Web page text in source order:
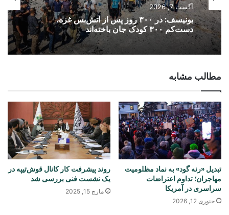
آگست 7, 2026
یونیسف: در ۳۰۰ روز پس از آتش‌بس غزه،
دست‌کم ۳۰۰ کودک جان باخته‌اند
مطالب مشابه
تبدیل «رنه گود» به نماد مظلومیت
مهاجران؛ تداوم اعتراضات
سراسری در آمریکا
جنوری 12, 2026
روند پیشرفت کار کانال قوش‌تیپه در
یک نشست فنی بررسی شد
مارچ 15, 2025